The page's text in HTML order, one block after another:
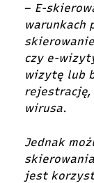
– E-
warunkach
czy e-
wizytę lub
wirusa.
Jednak
jest